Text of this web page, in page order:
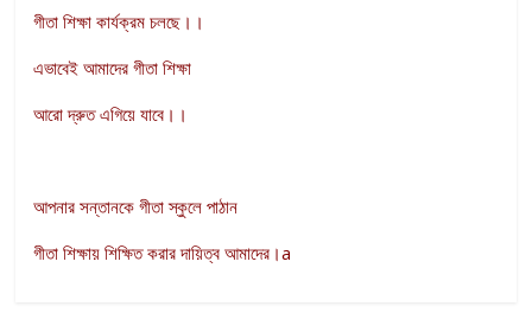
গীতা শিক্ষা কার্যক্রম চলছে।।
এভাবেই আমাদের গীতা শিক্ষা
আরো দ্রুত এগিয়ে যাবে।।
আপনার সন্তানকে গীতা স্কুলে পাঠান
গীতা শিক্ষায় শিক্ষিত করার দায়িত্ব আমাদের।a